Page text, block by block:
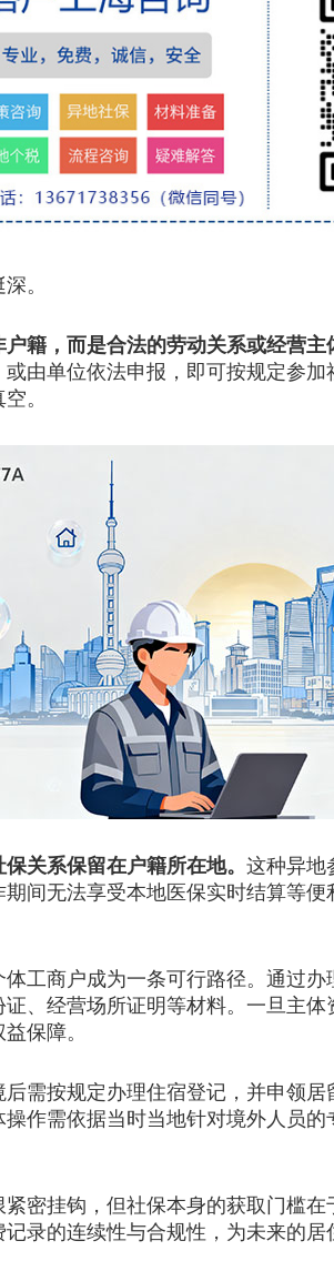
。
籍，而是合法的劳动关系或经营主
由单位依法申报，即可按规定参
。
关系保留在户籍所在地。 这种异地
间无法享受本地医保实时结算等
商户成为一条可行路径。通过办
、经营场所证明等材料。一旦主
保障。
按规定办理住宿登记，并申领居
作需依据当时当地针对境外人员
密挂钩，但社保本身的获取门槛
录的连续性与合规性，为未来的居